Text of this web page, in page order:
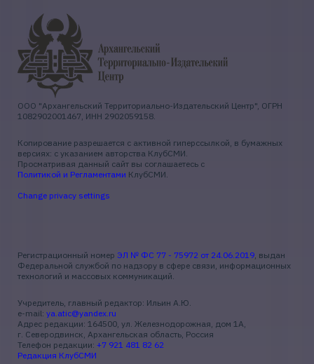
ООО "Архангельский Территориально-Издательский Центр", ОГРН
1082902001467, ИНН 2902059158.
Копирование разрешается с активной гиперссылкой, в бумажных
версиях: с указанием авторства КлубСМИ.
Просматривая данный сайт вы соглашаетесь с
Политикой и Регламентами КлубСМИ.
Change privacy settings
Регистрационный номер ЭЛ № ФС 77 - 75972 от 24.06.2019, выдан
Федеральной службой по надзору в сфере связи, информационных
технологий и массовых коммуникаций.
Учредитель, главный редактор: Ильин А.Ю.
e-mail: ya.atic@yandex.ru
Адрес редакции: 164500, ул. Железнодорожная, дом 1А,
г. Северодвинск, Архангельская область, Россия
Телефон редакции: +7 921 481 82 62
Редакция КлубСМИ